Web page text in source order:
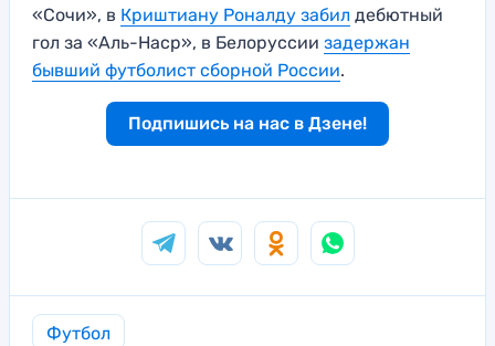
«Сочи», в Криштиану Роналду забил дебютный
гол за «Аль-Наср», в Белоруссии задержан
бывший футболист сборной России.
Подпишись на нас в Дзене!
Футбол